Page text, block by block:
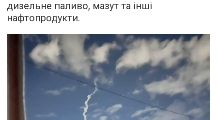
дизельне паливо, мазут та інші
нафтопродукти.